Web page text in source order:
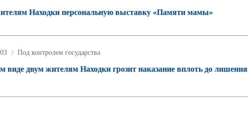
Находки персональную выставку «Памяти мамы»
/ Под контролем государства
виде двум жителям Находки грозит наказание вплоть до лишения